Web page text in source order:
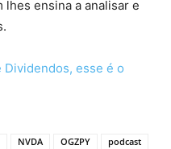
lhes ensina a analisar e
esse é o
NVDA OGZPY
podcast